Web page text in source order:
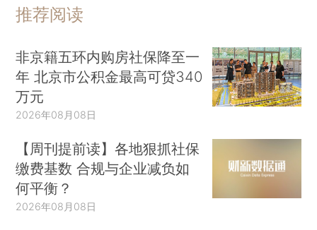
推荐阅读
非京籍五环内购房社保降至一
年 北京市公积金最高可贷340
万元
2026年08月08日
【周刊提前读】各地狠抓社保
缴费基数 合规与企业减负如
何平衡？
2026年08月08日